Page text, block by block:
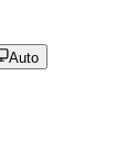
Auto